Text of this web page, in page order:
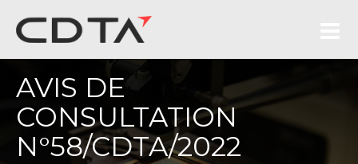
AVIS DE
CONSULTATION
N°58/CDTA/2022